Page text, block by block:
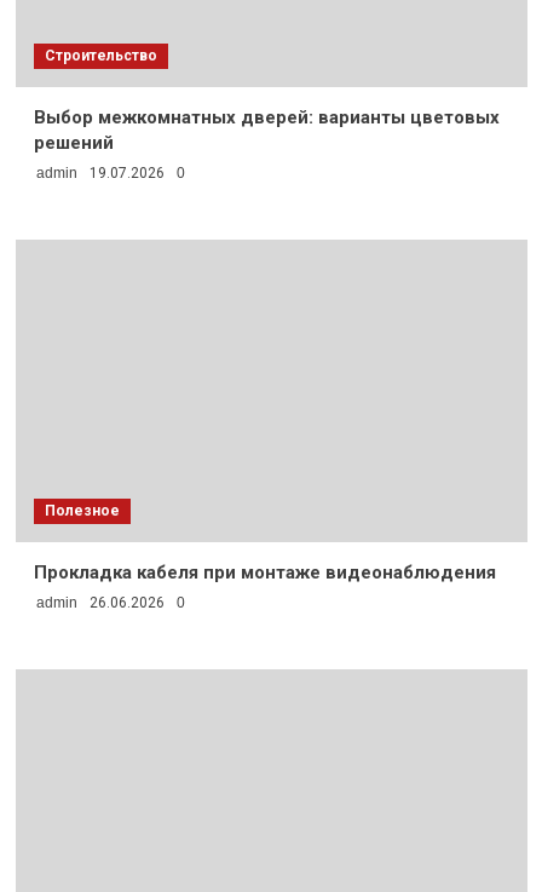
Строительство
Выбор межкомнатных дверей: варианты цветовых
решений
admin 19.07.2026 0
Полезное
Прокладка кабеля при монтаже видеонаблюдения
admin 26.06.2026 0